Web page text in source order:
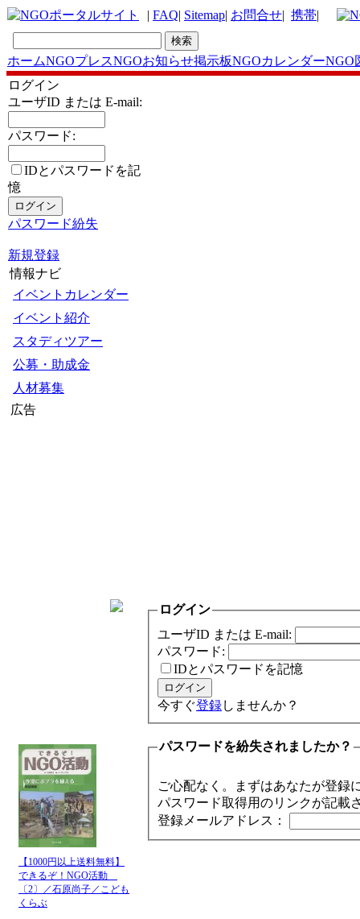
| FAQ| Sitemap| お問合せ| 携帯|
ホームNGOプレスNGOお知らせ掲示板NGOカレンダーNGO
ログイン
ユーザID または E-mail:
パスワード:
IDとパスワードを記
憶
パスワード紛失
新規登録
情報ナビ
イベントカレンダー
イベント紹介
スタディツアー
公募・助成金
人材募集
広告
【1000円以上送料無料】
できるぞ！NGO活動
〔2〕／石原尚子／こども
くらぶ
ログイン
ユーザID または E-mail:
パスワード:
IDとパスワードを記憶
今すぐ登録しませんか？
パスワードを紛失されましたか？
ご心配なく。まずはあなたが登録
パスワード取得用のリンクが記載
登録メールアドレス：